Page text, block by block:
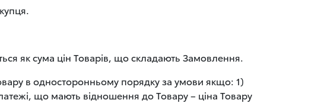
як сума цін Товарів, що складають Замовлення.
в односторонньому порядку за умови якщо: 1)
що мають відношення до Товару – ціна Товару